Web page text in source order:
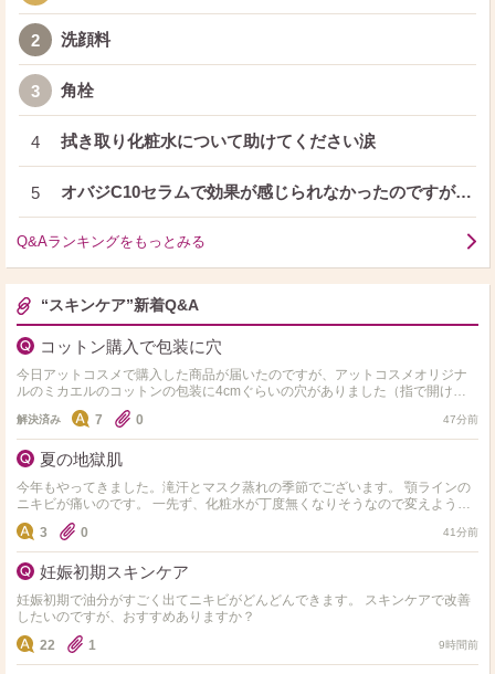
2 洗顔料
3 角栓
4 拭き取り化粧水について助けてください涙
5 オバジC10セラムで効果が感じられなかったのですが…
Q&Aランキングをもっとみる
“スキンケア”新着Q&A
コットン購入で包装に穴
今日アットコスメで購入した商品が届いたのですが、アットコスメオリジナ
ルのミカエルのコットンの包装に4cmぐらいの穴がありました（指で開けた
感じでした）他にも購入していて梱包の箱サイズぎりぎりで入っ…
解決済み 7 0 47分前
夏の地獄肌
今年もやってきました。滝汗とマスク蒸れの季節でございます。 顎ラインの
ニキビが痛いのです。 一先ず、化粧水が丁度無くなりそうなので変えようと
思うんですが、純粋に水分入れるのに重点を置くか、ビタ…
3 0 41分前
妊娠初期スキンケア
妊娠初期で油分がすごく出てニキビがどんどんできます。 スキンケアで改善
したいのですが、おすすめありますか？
22
1 9時間前